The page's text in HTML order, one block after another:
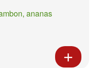
ananas